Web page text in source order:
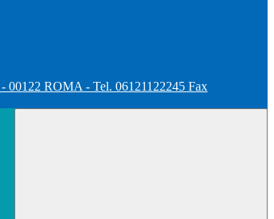
00122 ROMA - Tel. 06121122245 Fax